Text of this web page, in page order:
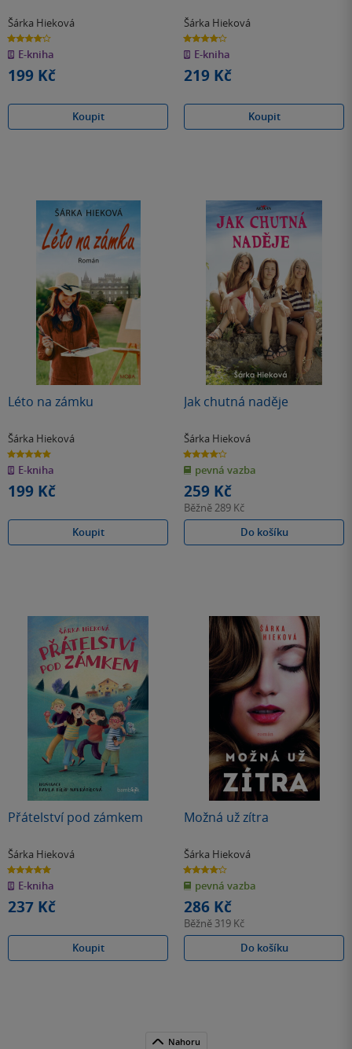
Šárka Hieková
4.2
z
5
hvězdiček
E-kniha
199 Kč
Koupit
Šárka Hieková
4.2
z
5
hvězdiček
E-kniha
219 Kč
Koupit
Léto na zámku
Šárka Hieková
5.0
z
5
hvězdiček
E-kniha
199 Kč
Koupit
Jak chutná naděje
Šárka Hieková
4.2
z
5
hvězdiček
pevná vazba
259 Kč
Běžně289 Kč
Do košíku
Přátelství pod zámkem
Šárka Hieková
5.0
z
5
hvězdiček
E-kniha
237 Kč
Koupit
Možná už zítra
Šárka Hieková
4.2
z
5
hvězdiček
pevná vazba
286 Kč
Běžně 319 Kč
Do košíku
Nahoru